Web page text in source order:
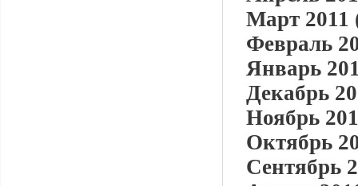
Март 2011
Февраль
Январь
Декабрь
Ноябрь
Октябрь
Сентябрь